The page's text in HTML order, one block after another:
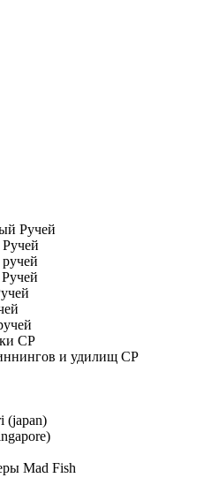
Ручей
СР
и удилищ СР
(japan)
Mad Fish